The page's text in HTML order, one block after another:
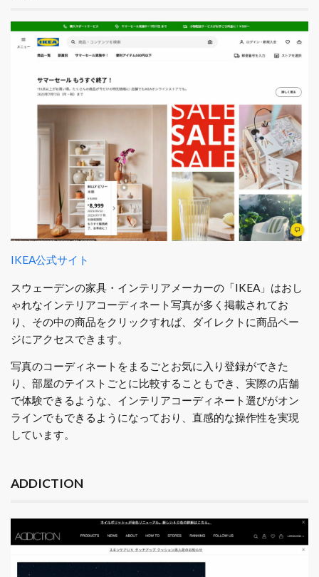
IKEA公式サイト
スウェーデンの家具・インテリアメーカーの「IKEA」はおし
ゃれなインテリアコーディネート写真が多く掲載されてお
り、その中の商品をクリックすれば、ダイレクトに商品ペー
ジにアクセスできます。
写真のコーディネートをまるごとお気に入り登録ができた
り、部屋のテイストごとに比較することもでき、実際の店舗
で体験できるような、インテリアコーディネート選びがオン
ラインでもできるようになっており、直感的な操作性を実現
しています。
ADDICTION